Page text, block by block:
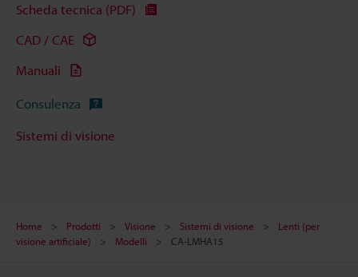
Scheda tecnica (PDF)
CAD / CAE
Manuali
Consulenza
Sistemi di visione
Home Prodotti Visione Sistemi di visione
Lenti (per
visione artificiale)
Modelli CA-LMHA15